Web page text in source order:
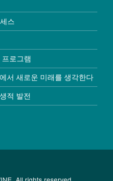
스
로그램
서 새로운 미래를 생각한다
적 발전